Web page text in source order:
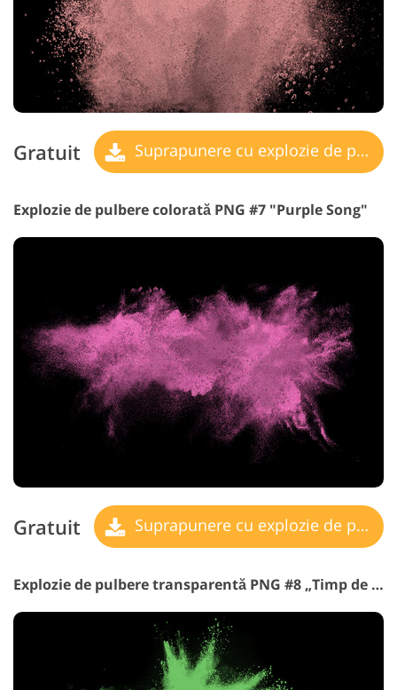
Gratuit Suprapunere cu explozie de pulbere
Explozie de pulbere colorată PNG #7 "Purple Song"
Gratuit Suprapunere cu explozie de pulbere
Explozie de pulbere transparentă PNG #8 „Timp de Speranță”